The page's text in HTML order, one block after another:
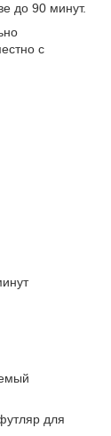
до 90 минут.
с
для